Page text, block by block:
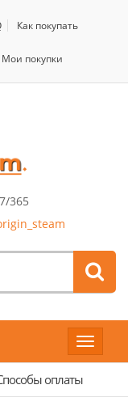
Как покупать
Мои покупки
365
Toggle
оплаты